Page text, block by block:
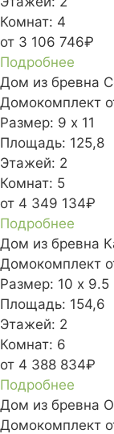
Комнат: 4
от 3 106 746₽
Подробнее
Дом из бревна
Домокомплект
Размер: 9 х 11
Площадь: 125,8
Этажей: 2
Комнат: 5
от 4 349 134₽
Подробнее
Дом из бревна
Домокомплект
Размер: 10 х 9.5
Площадь: 154,6
Этажей: 2
Комнат: 6
от 4 388 834₽
Подробнее
Дом из бревна
Домокомплект